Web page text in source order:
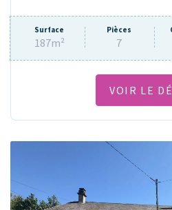
Surface
187m²
Pièces
7
VOIR LE